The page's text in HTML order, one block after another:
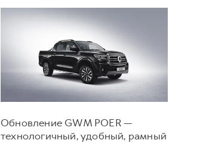
Обновление GWM POER —
технологичный, удобный, рамный